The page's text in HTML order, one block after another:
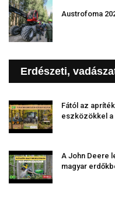
Austrofoma
Erdészeti,
Fától az
eszközökkel a
A John Deere
magyar